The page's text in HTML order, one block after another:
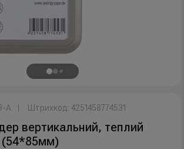
A Штрихкод: 4251458774531
вертикальний, теплий
(54*85мм)